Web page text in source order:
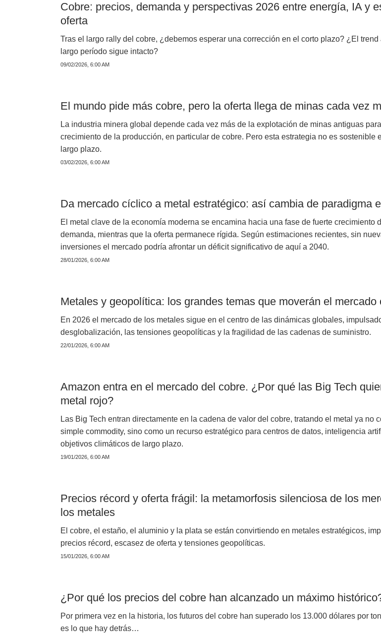
Cobre: precios, demanda y perspectivas 2026 entre energía, IA y
oferta
Tras el largo rally del cobre, ¿debemos esperar una corrección en el corto plazo? ¿El trend
largo período sigue intacto?
09/02/2026, 6:00 AM
El mundo pide más cobre, pero la oferta llega de minas cada vez
La industria minera global depende cada vez más de la explotación de minas antiguas
crecimiento de la producción, en particular de cobre. Pero esta estrategia no es sostenible
largo plazo.
03/02/2026, 6:00 AM
Da mercado cíclico a metal estratégico: así cambia de paradigma
El metal clave de la economía moderna se encamina hacia una fase de fuerte crecimiento
demanda, mientras que la oferta permanece rígida. Según estimaciones recientes, sin
inversiones el mercado podría afrontar un déficit significativo de aquí a 2040.
28/01/2026, 6:00 AM
Metales y geopolítica: los grandes temas que moverán el mercado
En 2026 el mercado de los metales sigue en el centro de las dinámicas globales,
desglobalización, las tensiones geopolíticas y la fragilidad de las cadenas de suministro.
22/01/2026, 6:00 AM
Amazon entra en el mercado del cobre. ¿Por qué las Big Tech
metal rojo?
Las Big Tech entran directamente en la cadena de valor del cobre, tratando el metal ya no
simple commodity, sino como un recurso estratégico para centros de datos, inteligencia
objetivos climáticos de largo plazo.
19/01/2026, 6:00 AM
Precios récord y oferta frágil: la metamorfosis silenciosa de los
los metales
El cobre, el estaño, el aluminio y la plata se están convirtiendo en metales estratégicos,
precios récord, escasez de oferta y tensiones geopolíticas.
15/01/2026, 6:00 AM
¿Por qué los precios del cobre han alcanzado un máximo
Por primera vez en la historia, los futuros del cobre han superado los 13.000 dólares por
es lo que hay detrás…